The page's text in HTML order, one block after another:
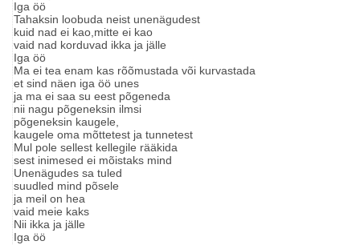
Iga öö
Tahaksin loobuda neist unenägudest
kuid nad ei kao,mitte ei kao
vaid nad korduvad ikka ja jälle
Iga öö
Ma ei tea enam kas rõõmustada või kurvastada
et sind näen iga öö unes
ja ma ei saa su eest põgeneda
nii nagu põgeneksin ilmsi
põgeneksin kaugele,
kaugele oma mõttetest ja tunnetest
Mul pole sellest kellegile rääkida
sest inimesed ei mõistaks mind
Unenägudes sa tuled
suudled mind põsele
ja meil on hea
vaid meie kaks
Nii ikka ja jälle
Iga öö